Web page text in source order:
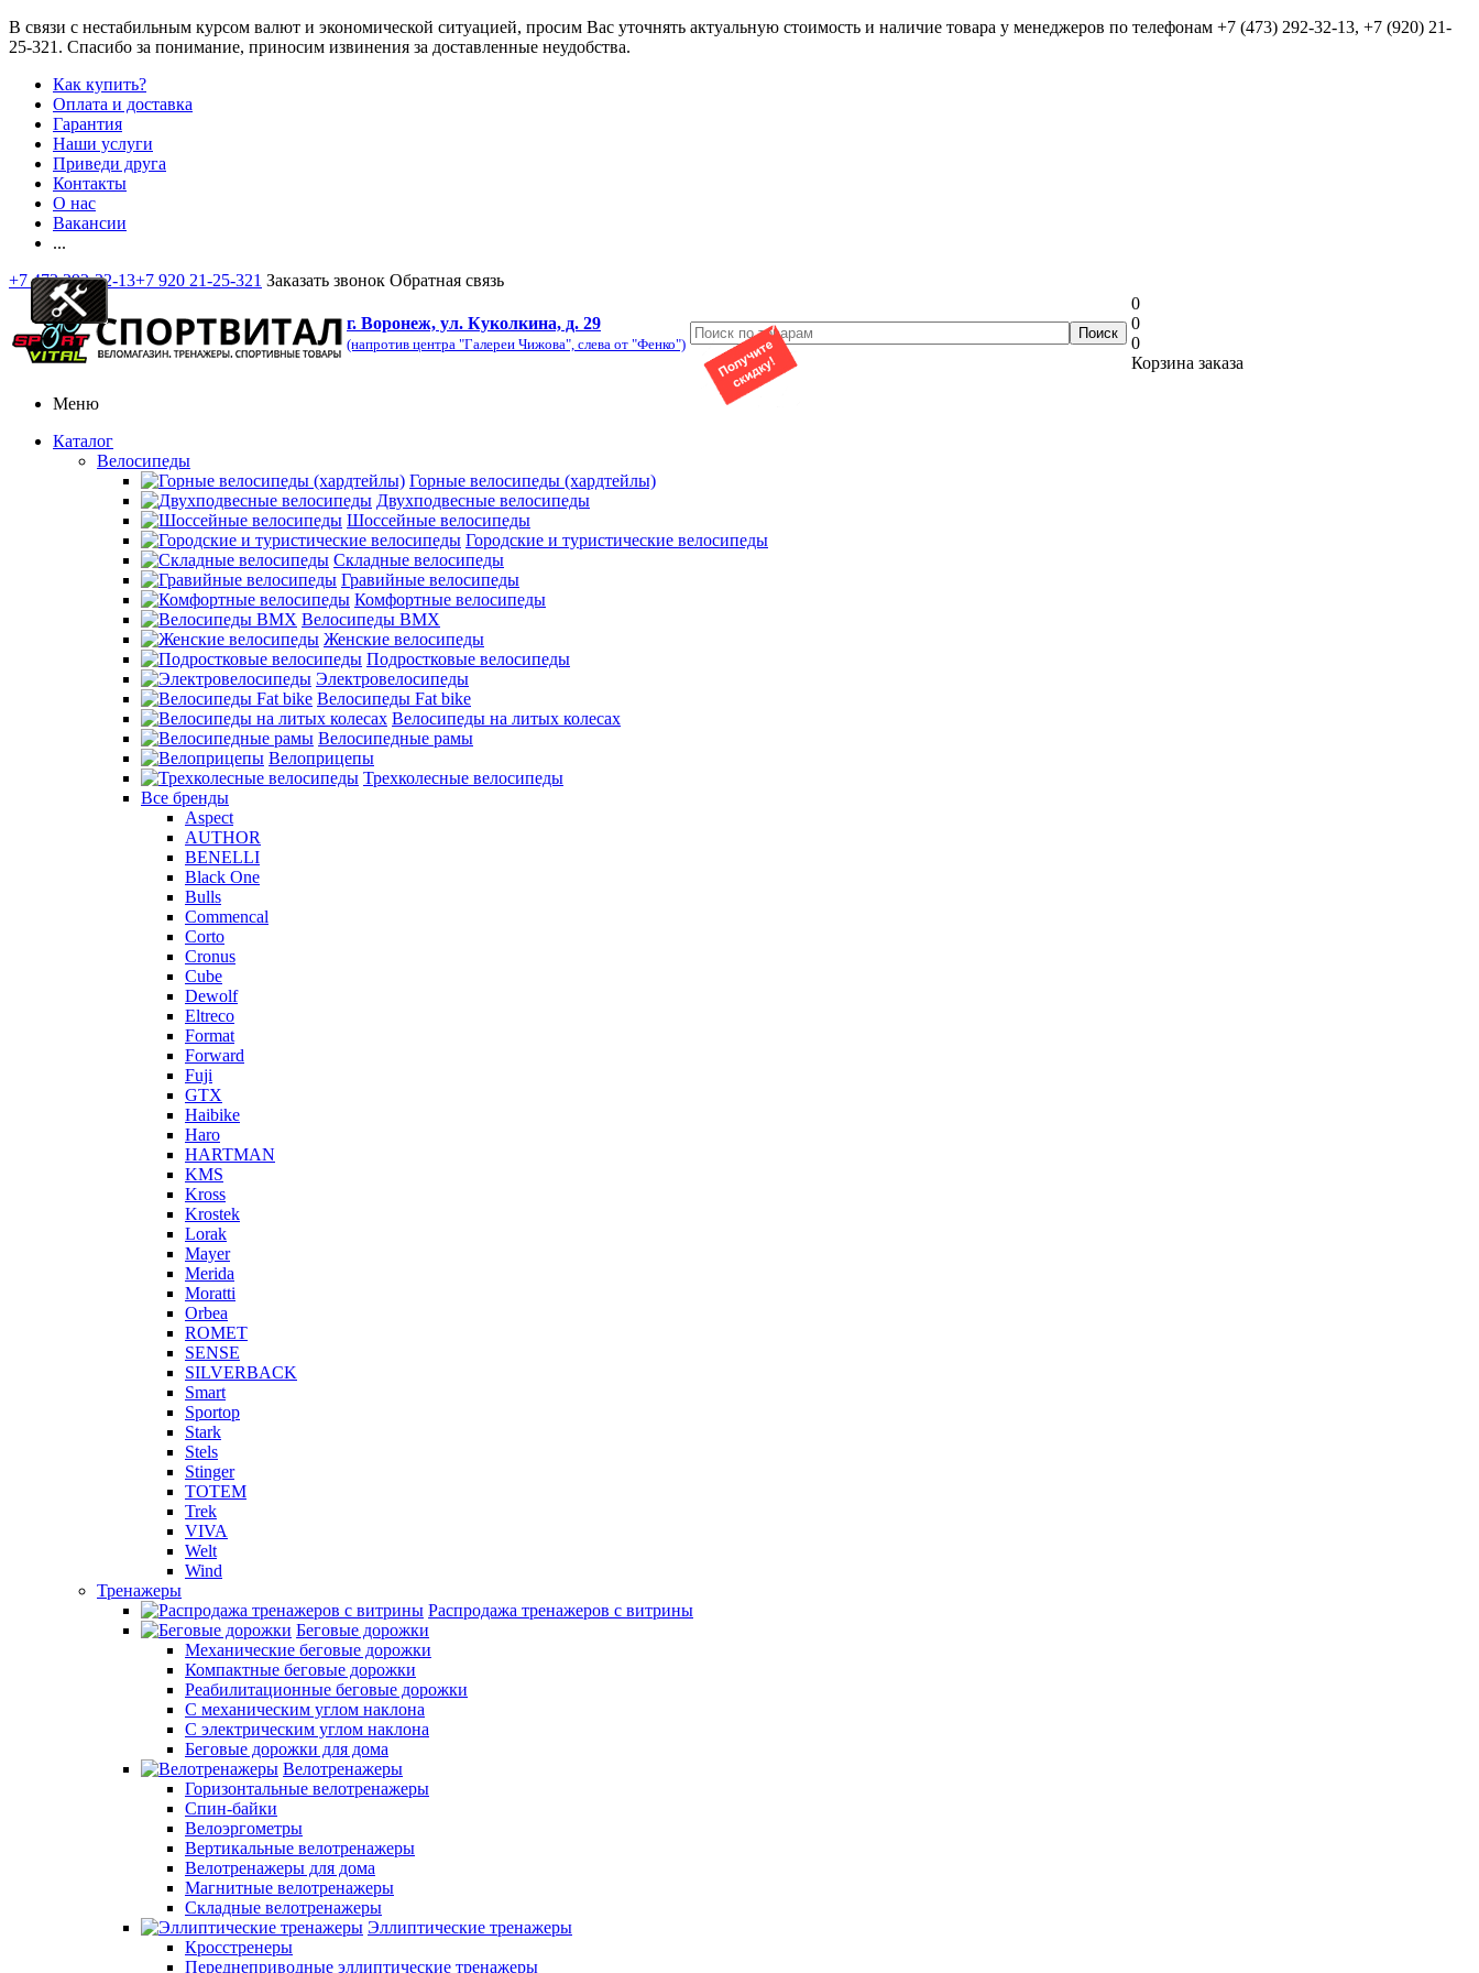
В связи с нестабильным курсом валют и экономической ситуацией, просим Вас уточнять актуальную стоимость и наличие товара у менеджеров по телефонам +7 (473) 292-32-13, +7 (920) 21-
25-321 . Спасибо за понимание, приносим извинения за доставленные неудобства.
Как купить?
Оплата и доставка
Гарантия
Наши услуги
Приведи друга
Контакты
О нас
Вакансии
...
+7 473 292-32-13+7 920 21-25-321 Заказать звонок Обратная связь
г. Воронеж, ул. Куколкина, д. 29
(напротив центра "Галереи Чижова", слева от "Фенко")
0
0
0
Корзина заказа
Меню
Каталог
Велосипеды
Горные велосипеды (хардтейлы)
Двухподвесные велосипеды
Шоссейные велосипеды
Городские и туристические велосипеды
Складные велосипеды
Гравийные велосипеды
Комфортные велосипеды
Велосипеды BMX
Женские велосипеды
Подростковые велосипеды
Электровелосипеды
Велосипеды Fat bike
Велосипеды на литых колесах
Велосипедные рамы
Велоприцепы
Трехколесные велосипеды
Все бренды
Aspect
AUTHOR
BENELLI
Black One
Bulls
Commencal
Corto
Cronus
Cube
Dewolf
Eltreco
Format
Forward
Fuji
GTX
Haibike
Haro
HARTMAN
KMS
Kross
Krostek
Lorak
Mayer
Merida
Moratti
Orbea
ROMET
SENSE
SILVERBACK
Smart
Sportop
Stark
Stels
Stinger
TOTEM
Trek
VIVA
Welt
Wind
Тренажеры
Распродажа тренажеров с витрины
Беговые дорожки
Механические беговые дорожки
Компактные беговые дорожки
Реабилитационные беговые дорожки
С механическим углом наклона
С электрическим углом наклона
Беговые дорожки для дома
Велотренажеры
Горизонтальные велотренажеры
Спин-байки
Велоэргометры
Вертикальные велотренажеры
Велотренажеры для дома
Магнитные велотренажеры
Складные велотренажеры
Эллиптические тренажеры
Кросстренеры
Переднеприводные эллиптические тренажеры